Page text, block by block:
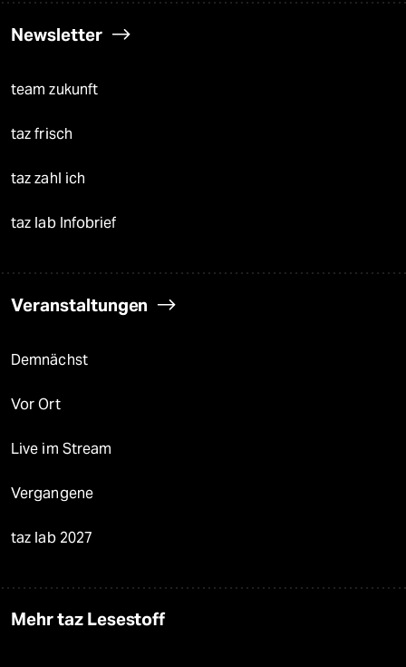
Newsletter
team zukunft
taz frisch
taz zahl ich
taz lab Infobrief
Veranstaltungen
Demnächst
Vor Ort
Live im Stream
Vergangene
taz lab 2027
Mehr taz Lesestoff